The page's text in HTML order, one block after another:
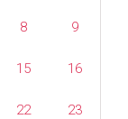
8 9
15 16
22 23